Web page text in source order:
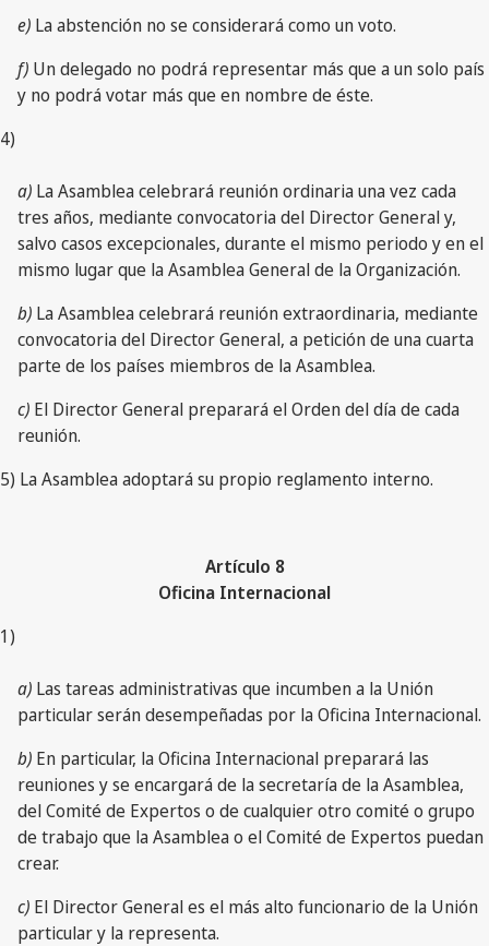
e) La abstención no se considerará como un voto.
f) Un delegado no podrá representar más que a un solo país
y no podrá votar más que en nombre de éste.
4)
a) La Asamblea celebrará reunión ordinaria una vez cada
tres años, mediante convocatoria del Director General y,
salvo casos excepcionales, durante el mismo periodo y en el
mismo lugar que la Asamblea General de la Organización.
b) La Asamblea celebrará reunión extraordinaria, mediante
convocatoria del Director General, a petición de una cuarta
parte de los países miembros de la Asamblea.
c) El Director General preparará el Orden del día de cada
reunión.
5) La Asamblea adoptará su propio reglamento interno.
Artículo 8
Oficina Internacional
1)
a) Las tareas administrativas que incumben a la Unión
particular serán desempeñadas por la Oficina Internacional.
b) En particular, la Oficina Internacional preparará las
reuniones y se encargará de la secretaría de la Asamblea,
del Comité de Expertos o de cualquier otro comité o grupo
de trabajo que la Asamblea o el Comité de Expertos puedan
crear.
c) El Director General es el más alto funcionario de la Unión
particular y la representa.